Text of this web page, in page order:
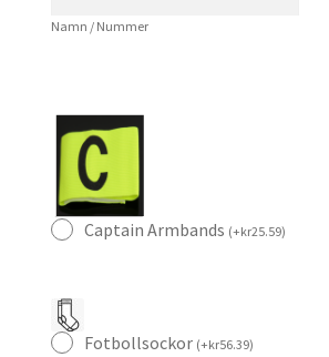
Fotbollströja
Namn / Nummer
Captain Armbands (+kr25.59)
Fotbollsockor (+kr56.39)